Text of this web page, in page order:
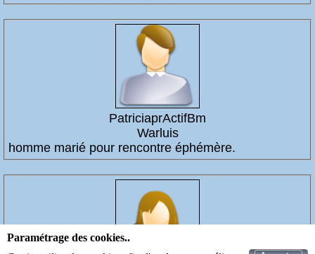
Paramétrage des cookies..
PatriciaprActifBm
Warluis
homme marié pour rencontre éphémère.